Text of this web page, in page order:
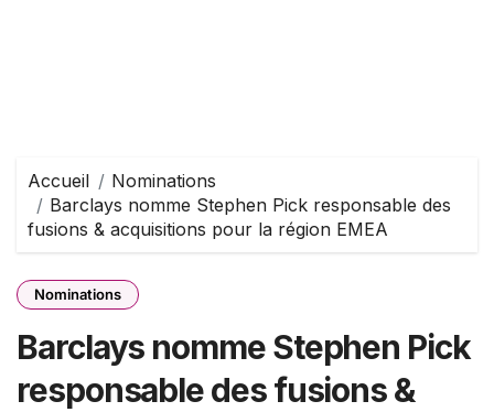
Accueil
Nominations
Barclays nomme Stephen Pick responsable des
fusions & acquisitions pour la région EMEA
Nominations
Barclays nomme Stephen Pick
responsable des fusions &